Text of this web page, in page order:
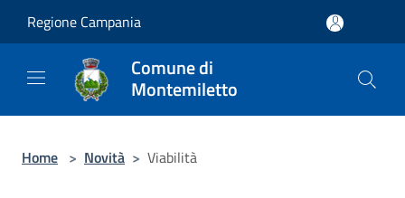
Regione Campania
Comune di
Montemiletto
Home > Novità > Viabilità